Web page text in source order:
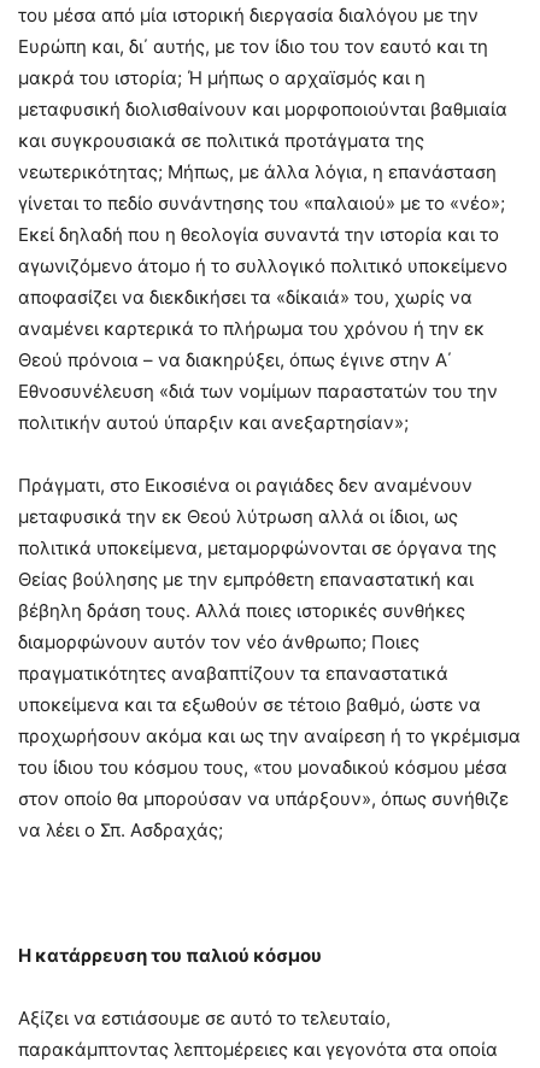
του μέσα από μία ιστορική διεργασία διαλόγου με την
Ευρώπη και, δι΄ αυτής, με τον ίδιο του τον εαυτό και τη
μακρά του ιστορία; Ή μήπως ο αρχαϊσμός και η
μεταφυσική διολισθαίνουν και μορφοποιούνται βαθμιαία
και συγκρουσιακά σε πολιτικά προτάγματα της
νεωτερικότητας; Μήπως, με άλλα λόγια, η επανάσταση
γίνεται το πεδίο συνάντησης του «παλαιού» με το «νέο»;
Εκεί δηλαδή που η θεολογία συναντά την ιστορία και το
αγωνιζόμενο άτομο ή το συλλογικό πολιτικό υποκείμενο
αποφασίζει να διεκδικήσει τα «δίκαιά» του, χωρίς να
αναμένει καρτερικά το πλήρωμα του χρόνου ή την εκ
Θεού πρόνοια – να διακηρύξει, όπως έγινε στην Α΄
Εθνοσυνέλευση «διά των νομίμων παραστατών του την
πολιτικήν αυτού ύπαρξιν και ανεξαρτησίαν»;
Πράγματι, στο Εικοσιένα οι ραγιάδες δεν αναμένουν
μεταφυσικά την εκ Θεού λύτρωση αλλά οι ίδιοι, ως
πολιτικά υποκείμενα, μεταμορφώνονται σε όργανα της
Θείας βούλησης με την εμπρόθετη επαναστατική και
βέβηλη δράση τους. Αλλά ποιες ιστορικές συνθήκες
διαμορφώνουν αυτόν τον νέο άνθρωπο; Ποιες
πραγματικότητες αναβαπτίζουν τα επαναστατικά
υποκείμενα και τα εξωθούν σε τέτοιο βαθμό, ώστε να
προχωρήσουν ακόμα και ως την αναίρεση ή το γκρέμισμα
του ίδιου του κόσμου τους, «του μοναδικού κόσμου μέσα
στον οποίο θα μπορούσαν να υπάρξουν», όπως συνήθιζε
να λέει ο Σπ. Ασδραχάς;
Η κατάρρευση του παλιού κόσμου
Αξίζει να εστιάσουμε σε αυτό το τελευταίο,
παρακάμπτοντας λεπτομέρειες και γεγονότα στα οποία